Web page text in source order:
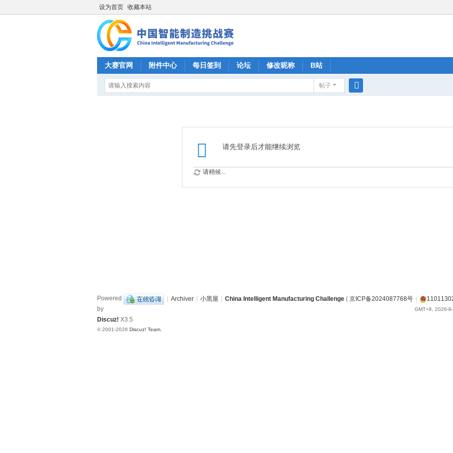
设为首页 收藏本站
大赛官网 附件中心 每日签到 论坛 修改昵称 B站
帖子
请先登录后才能继续浏览
请稍候...
| Archiver | 小黑屋 | China Intelligent Manufacturing Challenge ( 京ICP备2024087768号 |
GMT+8, 2026-
Powered
by
Discuz! X3.5
© 2001-2026 Discuz! Team